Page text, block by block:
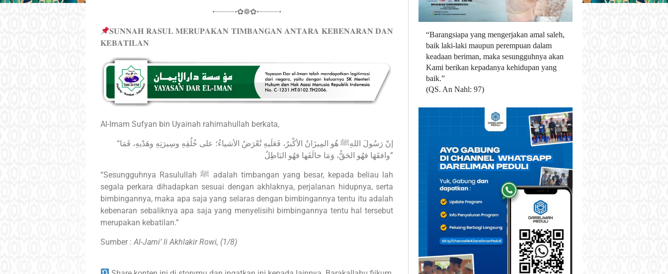
•┈┈┈┈•✿❁✿•┈┈┈┈•
𝐒𝐔𝐍𝐍𝐀𝐇 𝐑𝐀𝐒𝐔𝐋 𝐌𝐄𝐑𝐔𝐏𝐀𝐊𝐀𝐍 𝐓𝐈𝐌𝐁𝐀𝐍𝐆𝐀𝐍 𝐀𝐍𝐓𝐀𝐑𝐀 𝐊𝐄𝐁𝐄𝐍𝐀𝐑𝐀𝐍 𝐃𝐀𝐍
𝐊𝐄𝐁𝐀𝐓𝐈𝐋𝐀𝐍
Al-Imam Sufyan bin Uyainah rahimahullah berkata,
“إنّ رَسُولَ اللهِﷺ هُو المِيزَانُ الأكْبرُ، فَعَلَيهِ تُعْرَضُ الأشياءُ؛ على خُلُقِهِ وسِيرَتِهِ وهَدْيهِ، فَمَا
وافقَهَا فهُو الحَقُّ، وَمَا خالَفَها فهُو البَاطِلُ”
“Sesungguhnya Rasulullah ﷺ adalah timbangan yang besar, kepada beliau lah
segala perkara dihadapkan sesuai dengan akhlaknya, perjalanan hidupnya, serta
bimbingannya, maka apa saja yang selaras dengan bimbingannya tentu itu adalah
kebenaran sebaliknya apa saja yang menyelisihi bimbingannya tentu hal tersebut
merupakan kebatilan.”
Sumber : Al-Jami’ li Akhlakir Rowi, (1/8)
“Barangsiapa yang mengerjakan amal saleh,
baik laki-laki maupun perempuan dalam
keadaan beriman, maka sesungguhnya akan
Kami berikan kepadanya kehidupan yang
baik.”
(QS. An Nahl: 97)